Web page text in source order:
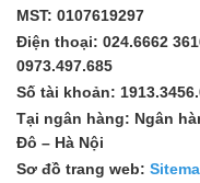
MST: 0107619297
Điện thoại: 024.6662
0973.497.685
Số tài khoản:
Tại ngân hàng: Ngân
Đô – Hà Nội
Sơ đồ trang web: